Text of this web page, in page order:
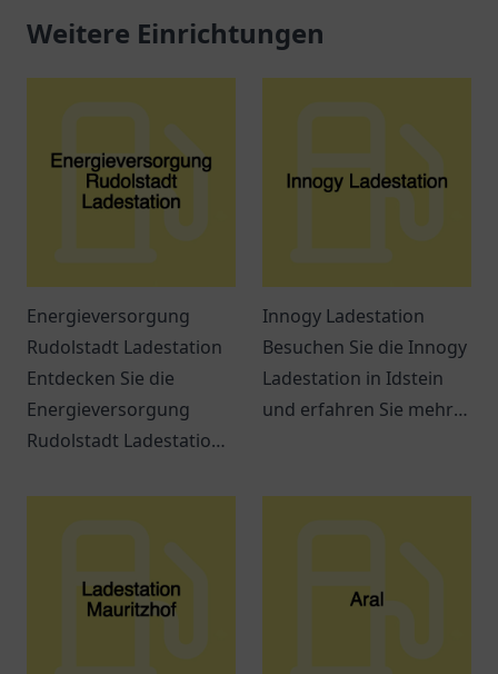
Weitere Einrichtungen
Energieversorgung
Rudolstadt Ladestation
Entdecken Sie die
Energieversorgung
Rudolstadt Ladestation
über Elektromobilität in
Innogy Ladestation
Besuchen Sie die Innogy
Ladestation in Idstein
und erfahren Sie mehr
in Ihrer Nähe.